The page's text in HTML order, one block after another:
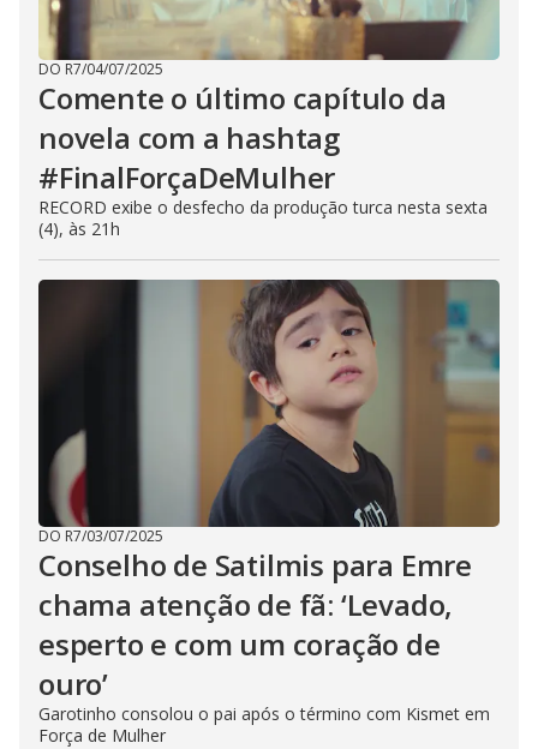
DO R7/04/07/2025
Comente o último capítulo da
novela com a hashtag
#FinalForçaDeMulher
RECORD exibe o desfecho da produção turca nesta sexta
(4), às 21h
DO R7/03/07/2025
Conselho de Satilmis para Emre
chama atenção de fã: ‘Levado,
esperto e com um coração de
ouro’
Garotinho consolou o pai após o término com Kismet em
Força de Mulher